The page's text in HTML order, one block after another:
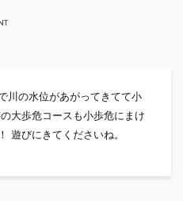
川の水位があがってきてて小
大歩危コースも小歩危にまけ
遊びにきてくださいね。